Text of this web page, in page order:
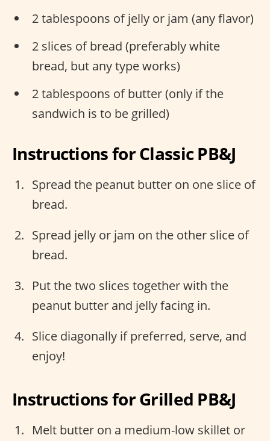
2 tablespoons of jelly or jam (any flavor)
2 slices of bread (preferably white
bread, but any type works)
2 tablespoons of butter (only if the
sandwich is to be grilled)
Instructions for Classic PB&J
Spread the peanut butter on one slice of
bread.
Spread jelly or jam on the other slice of
bread.
Put the two slices together with the
peanut butter and jelly facing in.
Slice diagonally if preferred, serve, and
enjoy!
Instructions for Grilled PB&J
Melt butter on a medium-low skillet or